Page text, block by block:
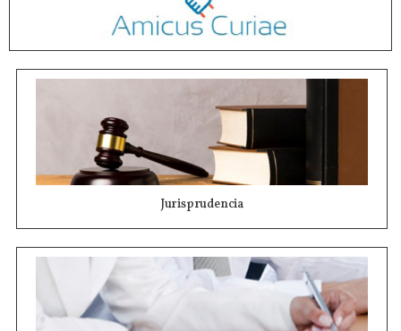
Jurisprudencia